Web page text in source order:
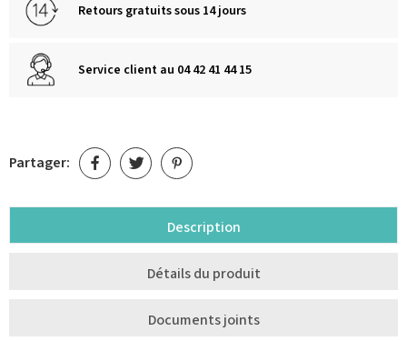
Retours gratuits sous 14 jours
Service client au 04 42 41 44 15
Partager:
Description
Détails du produit
Documents joints